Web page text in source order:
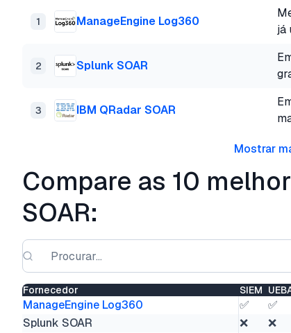
1 ManageEngine Log360
já
2 Splunk SOAR
3 IBM QRadar SOAR
Mostrar
Compare as 10
SOAR:
Fornecedor SIEM
ManageEngine Log360 ✅ ✅
Splunk SOAR
❌ ❌